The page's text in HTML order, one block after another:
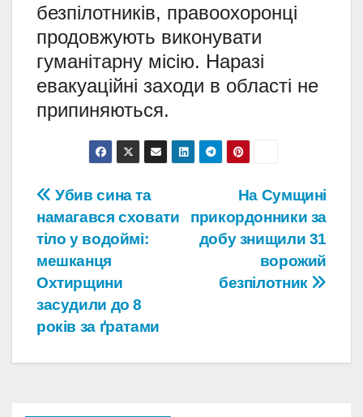
безпілотників, правоохоронці
продовжують виконувати
гуманітарну місію. Наразі
евакуаційні заходи в області не
припиняються.
Навігація
записів
На Сумщині
прикордонники за
добу знищили 31
ворожий
безпілотник
Убив сина та
намагався сховати
тіло у водоймі:
мешканця
Охтирщини
засудили до 8
років за ґратами